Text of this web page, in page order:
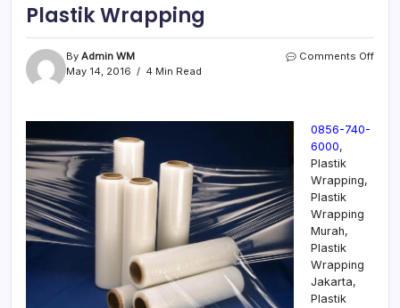
Plastik Wrapping
By Admin WM
May 14, 2016
4 Min Read
Comments Off
0856-740-
6000,
Plastik
Wrapping,
Plastik
Wrapping
Murah,
Plastik
Wrapping
Jakarta,
Plastik